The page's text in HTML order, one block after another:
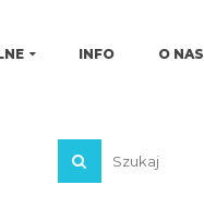
INFO O NAS